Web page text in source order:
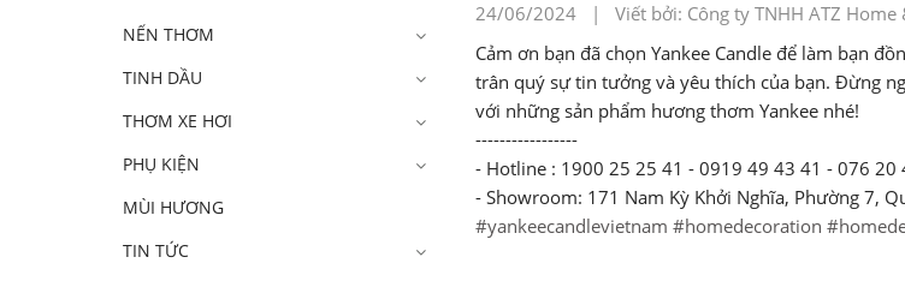
24/06/2024 | Viết bởi: Công ty TNHH ATZ Home
Cảm ơn bạn đã chọn Yankee Candle để làm bạn
trân quý sự tin tưởng và yêu thích của bạn. Đừng
với những sản phẩm hương thơm Yankee nhé!
-----------------
- Hotline : 1900 25 25 41 - 0919 49 43 41 - 076
- Showroom: 171 Nam Kỳ Khởi Nghĩa, Phường 7,
#yankeecandlevietnam #homedecoration
NẾN THƠM
TINH DẦU
THƠM XE HƠI
PHỤ KIỆN
MÙI HƯƠNG
TIN TỨC